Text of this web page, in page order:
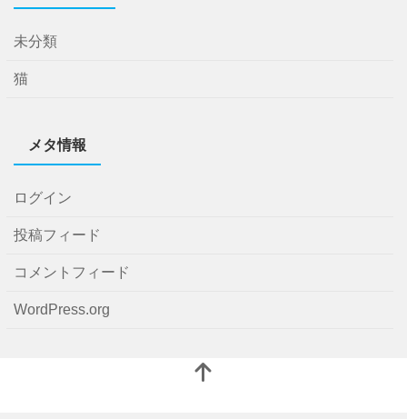
未分類
猫
メタ情報
ログイン
投稿フィード
コメントフィード
WordPress.org